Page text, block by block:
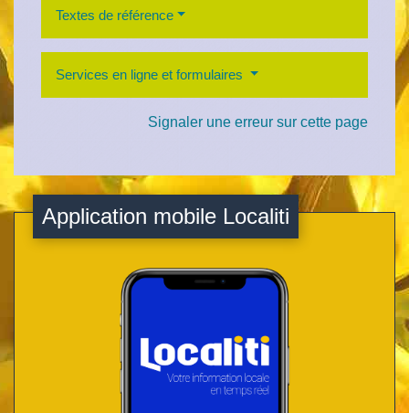
Textes de référence
Services en ligne et formulaires
Signaler une erreur sur cette page
Application mobile Localiti